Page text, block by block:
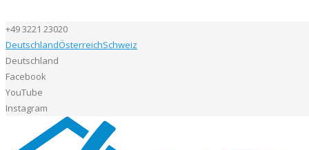
+49 3221 23020
DeutschlandÖsterreichSchweiz
Deutschland
Facebook
YouTube
Instagram